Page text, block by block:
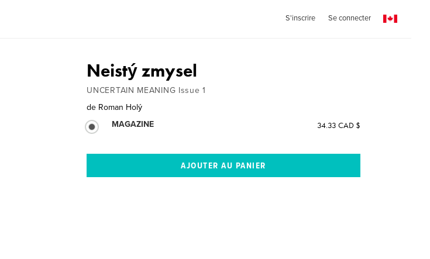
S'inscrire Se connecter
Neistý zmysel
UNCERTAIN MEANING Issue 1
de Roman Holý
MAGAZINE
34.33 CAD $